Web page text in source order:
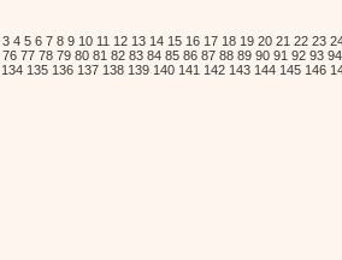
3 4 5 6 7 8 9 10 11 12 13 14 15 16 17 18 19 20 21 22 23
76 77 78 79 80 81 82 83 84 85 86 87 88 89 90 91 92 93 94
134 135 136 137 138 139 140 141 142 143 144 145 146